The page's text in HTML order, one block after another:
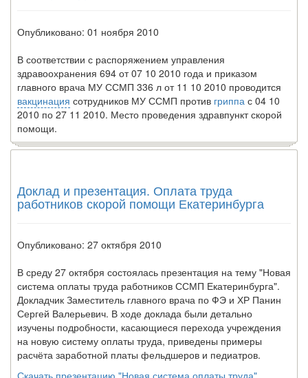
бесплатно, в течении всего срока лечения...
Опубликовано: 01 ноября 2010
В соответствии с распоряжением управления
здравоохранения 694 от 07 10 2010 года и приказом
главного врача МУ ССМП 336 л от 11 10 2010 проводится
вакцинация сотрудников МУ ССМП против гриппа с 04 10
2010 по 27 11 2010. Место проведения здравпункт скорой
помощи.
Доклад и презентация. Оплата труда
работников скорой помощи Екатеринбурга
Опубликовано: 27 октября 2010
В среду 27 октября состоялась презентация на тему "Новая
система оплаты труда работников ССМП Екатеринбурга".
Докладчик Заместитель главного врача по ФЭ и ХР Панин
Сергей Валерьевич. В ходе доклада были детально
изучены подробности, касающиеся перехода учреждения
на новую систему оплаты труда, приведены примеры
расчёта заработной платы фельдшеров и педиатров.
Скачать презентацию "Новая система оплаты труда".